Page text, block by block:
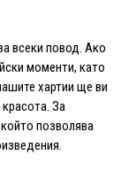
всеки повод. Ако
моменти, като
хартии ще ви
За
позволява